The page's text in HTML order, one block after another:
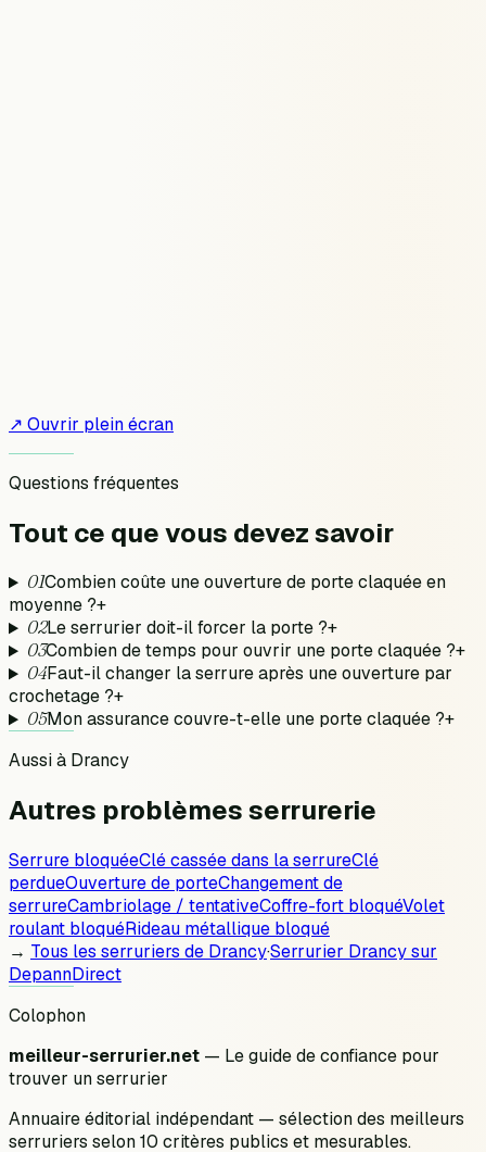
↗ Ouvrir plein écran
Questions fréquentes
Tout ce que vous devezsavoir
01Combien coûte une ouverture de porte claquée en
moyenne ?+
02Le serrurier doit-il forcer la porte ?+
03Combien de temps pour ouvrir une porte claquée ?+
04Faut-il changer la serrure après une ouverture par
crochetage ?+
05Mon assurance couvre-t-elle une porte claquée ?+
Aussi à Drancy
Autres problèmesserrurerie
Serrure bloquéeClé cassée dans la serrureClé
perdueOuverture de porteChangement de
serrureCambriolage / tentativeCoffre-fort bloquéVolet
roulant bloquéRideau métallique bloqué
→ Tous les serruriers de Drancy·Serrurier Drancysur
DepannDirect
Colophon
meilleur-serrurier.net — Le guide de confiance pour
trouver un serrurier
Annuaire éditorial indépendant — sélection des meilleurs
serruriers selon 10 critères publics et mesurables.